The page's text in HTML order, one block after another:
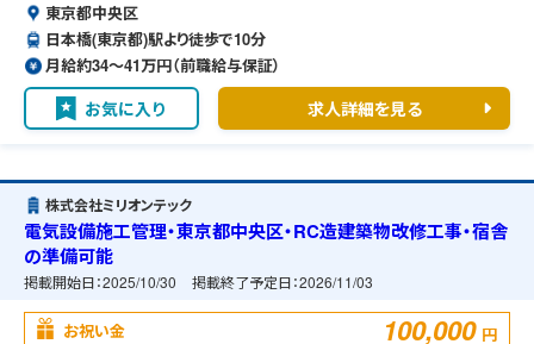
東京都中央区
日本橋(東京都)駅より徒歩で10分
月給約34〜41万円（前職給与保証）
お気に入り 求人詳細を見る
株式会社ミリオンテック
電気設備施工管理・東京都中央区・RC造建築物改修工事・宿舎
の準備可能
掲載開始日：2025/10/30 掲載終了予定日：2026/11/03
お祝い金 100,000 円